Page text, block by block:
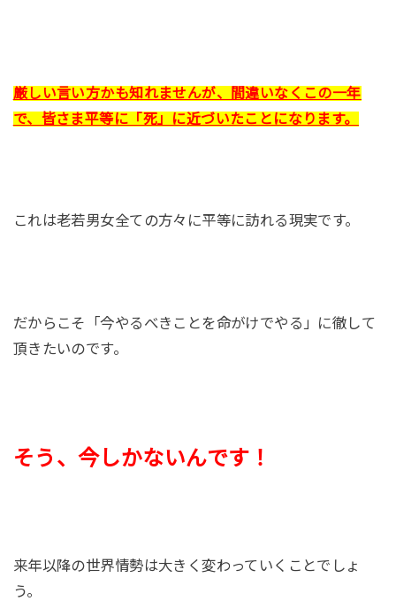
厳しい言い方かも知れませんが、間違いなくこの一年
で、皆さま平等に「死」に近づいたことになります。
これは老若男女全ての方々に平等に訪れる現実です。
だからこそ「今やるべきことを命がけでやる」に徹して
頂きたいのです。
そう、今しかないんです！
来年以降の世界情勢は大きく変わっていくことでしょ
う。